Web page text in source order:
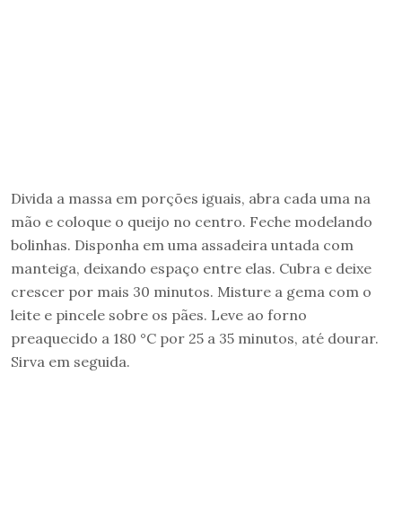
Divida a massa em porções iguais, abra cada uma na
mão e coloque o queijo no centro. Feche modelando
bolinhas. Disponha em uma assadeira untada com
manteiga, deixando espaço entre elas. Cubra e deixe
crescer por mais 30 minutos. Misture a gema com o
leite e pincele sobre os pães. Leve ao forno
preaquecido a 180 °C por 25 a 35 minutos, até dourar.
Sirva em seguida.